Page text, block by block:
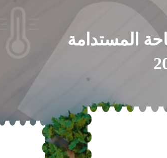
المستدامة